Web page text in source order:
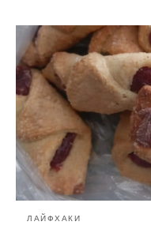
ЛАЙФХАКИ